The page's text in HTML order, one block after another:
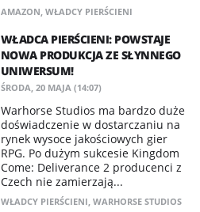
AMAZON, WŁADCY PIERŚCIENI
WŁADCA PIERŚCIENI: POWSTAJE
NOWA PRODUKCJA ZE SŁYNNEGO
UNIWERSUM!
ŚRODA, 20 MAJA (14:07)
Warhorse Studios ma bardzo duże
doświadczenie w dostarczaniu na
rynek wysoce jakościowych gier
RPG. Po dużym sukcesie Kingdom
Come: Deliverance 2 producenci z
Czech nie zamierzają...
WŁADCY PIERŚCIENI, WARHORSE STUDIOS